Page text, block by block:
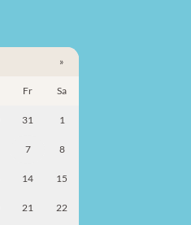
»
Fr Sa
31 1
7 8
14 15
21 22